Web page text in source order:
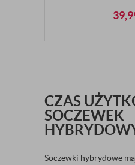
CZAS
SOCZEWEK
Soczewki hybrydowe